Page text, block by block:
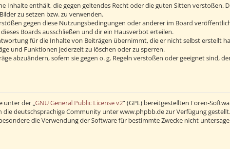
Inhalte enthält, die gegen geltendes Recht oder die guten Sitten verstoßen.
zu setzen bzw. zu verwenden.
gegen diese Nutzungsbedingungen oder anderer im Board
Boards ausschließen und dir ein Hausverbot erteilen.
für die Inhalte von Beiträgen übernimmt, die er nicht selbst erstellt
und Funktionen jederzeit zu löschen oder zu sperren.
abzuändern, sofern sie gegen o. g. Regeln verstoßen oder geeignet sind,
unter der „GNU General Public License v2“ (GPL) bereitgestellten Foren-
deutschsprachige Community unter www.phpbb.de zur Verfügung
die Verwendung der Software für bestimmte Zwecke nicht